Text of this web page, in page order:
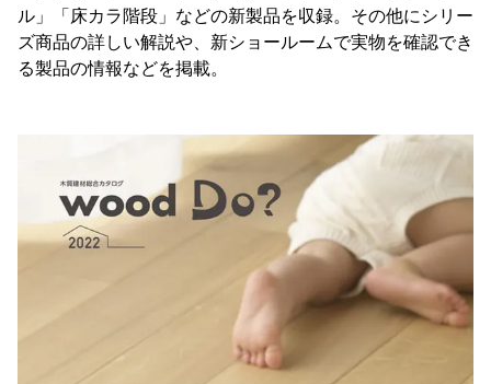
ル」「床カラ階段」などの新製品を収録。その他にシリー
ズ商品の詳しい解説や、新ショールームで実物を確認でき
る製品の情報などを掲載。